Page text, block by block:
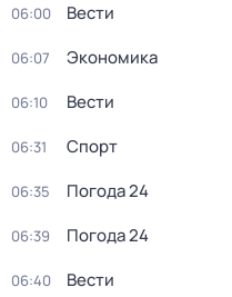
06:00 Вести
06:07 Экономика
06:10 Вести
06:31 Спорт
06:35 Погода 24
06:39 Погода 24
06:40 Вести